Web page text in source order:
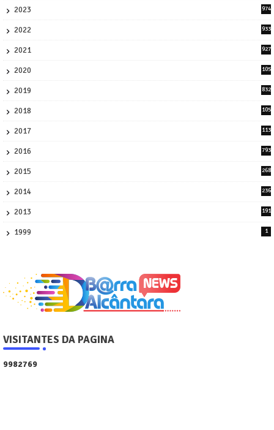
2023
974
2022
933
2021
927
2020
105
2019
832
2018
105
2017
113
2016
793
2015
268
2014
236
2013
191
1999 1
VISITANTES DA PAGINA
9982769